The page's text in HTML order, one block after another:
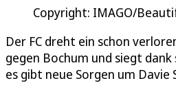
Copyright: IMAGO/
Der FC dreht ein schon
gegen Bochum und siegt dank
es gibt neue Sorgen um Davie